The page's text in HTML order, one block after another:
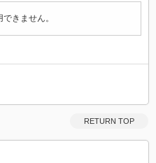
きません。
RETURN TOP